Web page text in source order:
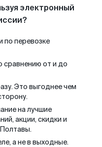
электронный
по перевозке
сравнению от и до
Это выгоднее чем
на лучшие
акции, скидки и
а не в выходные.